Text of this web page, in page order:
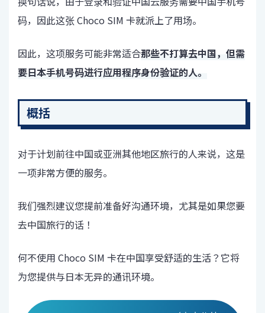
码，因此这张 Choco SIM 卡就派上了用场。
因此，这项服务可能非常适合那些不打算去中国，但需
要日本手机号码进行应用程序身份验证的人。
概括
对于计划前往中国或亚洲其他地区旅行的人来说，这是
一项非常方便的服务。
我们强烈建议您提前准备好沟通环境，尤其是如果您要
去中国旅行的话！
何不使用 Choco SIM 卡在中国享受舒适的生活？它将
为您提供与日本无异的通讯环境。